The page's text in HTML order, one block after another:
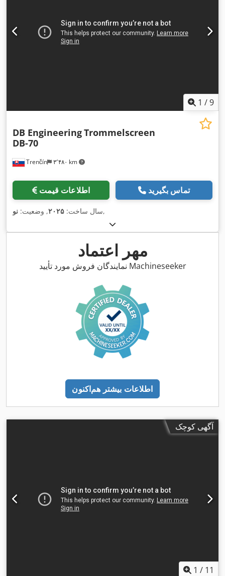
1 /9
Trenčín ۳٬۴۸۰ km
DB EngineeringTrommelscreen
DB-70
اطلاعات قیمت تماس بگیرید
سال ساخت: ۲۰۲۵, وضعیت: نو ,
مهر اعتماد
نمایندگان فروش مورد تأیید Machineseeker
اطلاعات بیشتر هم‌اکنون
آگهی کوچک
1 / 11